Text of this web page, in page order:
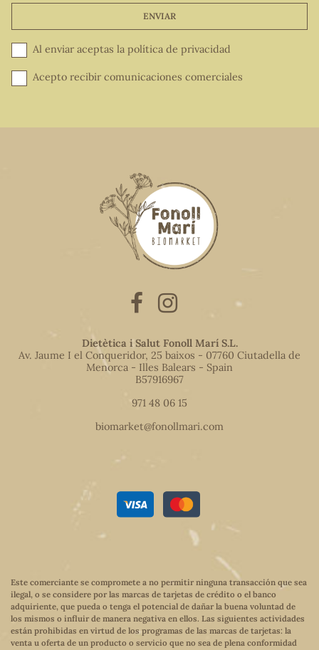
ENVIAR
Al enviar aceptas la política de privacidad
Acepto recibir comunicaciones comerciales
Dietètica i Salut Fonoll Marí S.L.
Av. Jaume I el Conqueridor, 25 baixos - 07760 Ciutadella de
Menorca - Illes Balears - Spain
B57916967
971 48 06 15
biomarket@fonollmari.com
Este comerciante se compromete a no permitir ninguna transacción que sea
ilegal, o se considere por las marcas de tarjetas de crédito o el banco
adquiriente, que pueda o tenga el potencial de dañar la buena voluntad de
los mismos o influir de manera negativa en ellos. Las siguientes actividades
están prohibidas en virtud de los programas de las marcas de tarjetas: la
venta u oferta de un producto o servicio que no sea de plena conformidad